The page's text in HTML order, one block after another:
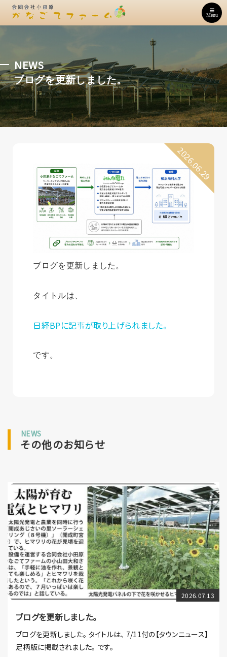
Menu
ブログを更新しました。
NEWS
2026.06.29
ブログを更新しました。
タイトルは、
日経BPに記事が取り上げられました。
です。
NEWS
その他のお知らせ
2026.07.13
ブログを更新しました。
ブログを更新しました。 タイトルは、 7/11付の【タウンニュース】
足柄版に掲載されました。 です。